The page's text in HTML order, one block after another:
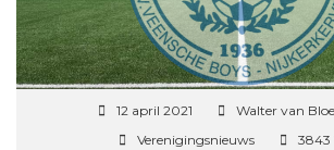
12 april 2021
Walter van
Verenigingsnieuws
3843